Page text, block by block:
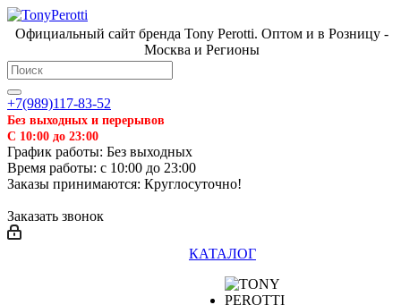
Официальный сайт бренда Tony Perotti. Оптом и в Розницу -
Москва и Регионы
+7(989)117-83-52
Без выходных и перерывов
С 10:00 до 23:00
График работы: Без выходных
Время работы: с 10:00 до 23:00
Заказы принимаются: Круглосуточно!
Заказать звонок
КАТАЛОГ